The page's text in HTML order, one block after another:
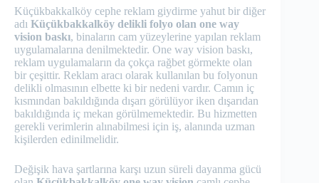
Küçükbakkalköy cephe reklam giydirme yahut bir diğer
adı Küçükbakkalköy delikli folyo olan one way
vision baskı, binaların cam yüzeylerine yapılan reklam
uygulamalarına denilmektedir. One way vision baskı,
reklam uygulamaların da çokça rağbet görmekte olan
bir çeşittir. Reklam aracı olarak kullanılan bu folyonun
delikli olmasının elbette ki bir nedeni vardır. Camın iç
kısmından bakıldığında dışarı görülüyor iken dışarıdan
bakıldığında iç mekan görülmemektedir. Bu hizmetten
gerekli verimlerin alınabilmesi için iş, alanında uzman
kişilerden edinilmelidir.
Değişik hava şartlarına karşı uzun süreli dayanma gücü